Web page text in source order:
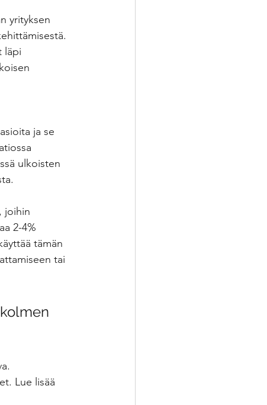
yrityksen
läpi
ja se
ulkoisten
joihin
2-4%
tämän
tai
Lue lisää